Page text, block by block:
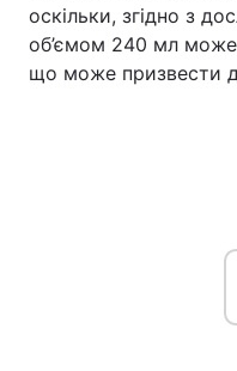
оскільки, згідно з
об’ємом 240 мл може
що може призвести